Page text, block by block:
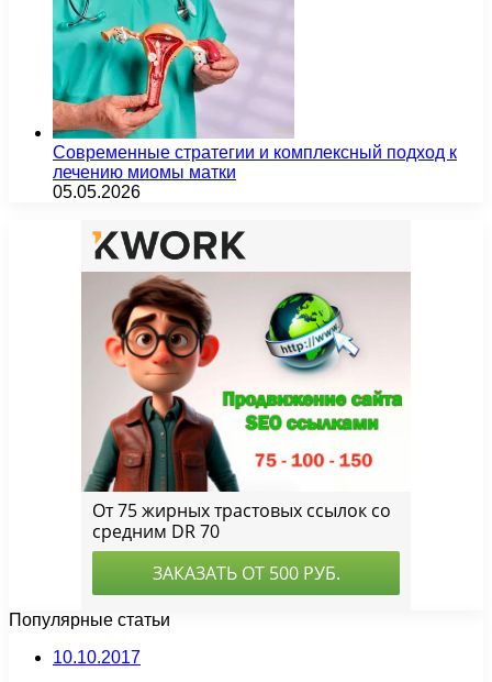
Современные стратегии и комплексный подход к
лечению миомы матки
05.05.2026
Популярные статьи
10.10.2017